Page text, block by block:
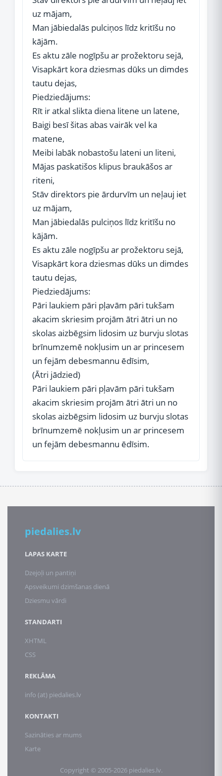
uz mājam,
Man jābiedalās pulciņos līdz kritīšu no
kājām.
Es aktu zāle nogīpšu ar prožektoru sejā,
Visapkārt kora dziesmas dūks un dimdes
tautu dejas,
Piedziedājums:
Rīt ir atkal slikta diena litene un latene,
Baigi besī šitas abas vairāk vel ka
matene,
Meibi labāk nobastošu lateni un liteni,
Mājas paskatišos klipus braukāšos ar
riteni,
Stāv direktors pie ārdurvīm un neļauj iet
uz mājam,
Man jābiedalās pulciņos līdz kritīšu no
kājām.
Es aktu zāle nogīpšu ar prožektoru sejā,
Visapkārt kora dziesmas dūks un dimdes
tautu dejas,
Piedziedājums:
Pāri laukiem pāri pļavām pāri tukšam
akacim skriesim projām ātri ātri un no
skolas aizbēgsim lidosim uz burvju slotas
brīnumzemē nokļusim un ar princesem
un fejām debesmannu ēdīsim,
(Ātri jādzied)
Pāri laukiem pāri pļavām pāri tukšam
akacim skriesim projām ātri ātri un no
skolas aizbēgsim lidosim uz burvju slotas
brīnumzemē nokļusim un ar princesem
un fejām debesmannu ēdīsim.
piedalies.lv
LAPAS KARTE
Dzejoļi un pantiņi
Apsveikumi dzimšanas dienā
Dziesmu vārdi
STANDARTI
XHTML
CSS
REKLĀMA
info (at) piedalies.lv
KONTAKTI
Sazināties ar mums
Karte
Copyright © 2005-2026 piedalies.lv.